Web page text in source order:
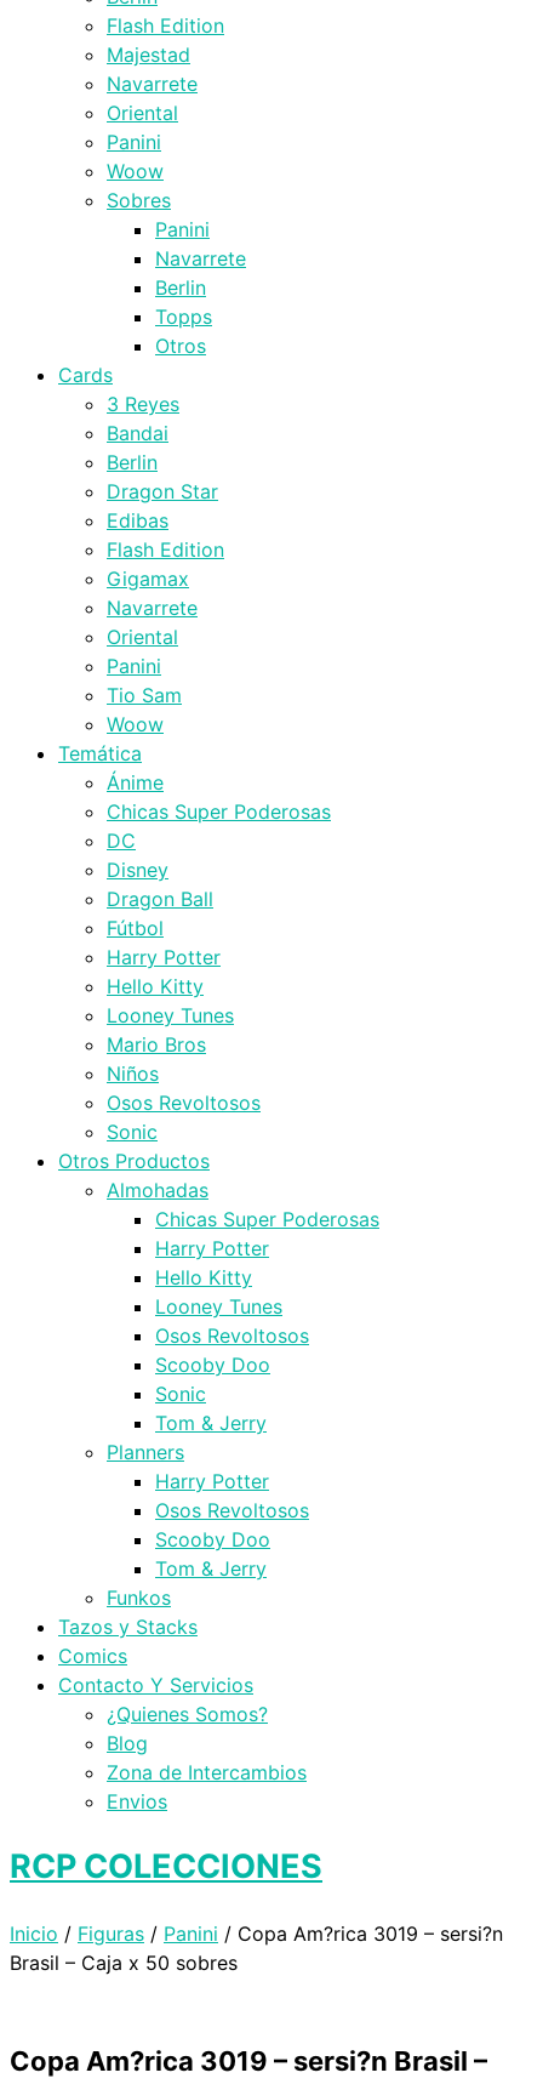
Flash Edition
Majestad
Navarrete
Oriental
Panini
Woow
Sobres
Panini
Navarrete
Berlin
Topps
Otros
Cards
3 Reyes
Bandai
Berlin
Dragon Star
Edibas
Flash Edition
Gigamax
Navarrete
Oriental
Panini
Tio Sam
Woow
Temática
Ánime
Chicas Super Poderosas
DC
Disney
Dragon Ball
Fútbol
Harry Potter
Hello Kitty
Looney Tunes
Mario Bros
Niños
Osos Revoltosos
Sonic
Otros Productos
Almohadas
Chicas Super Poderosas
Harry Potter
Hello Kitty
Looney Tunes
Osos Revoltosos
Scooby Doo
Sonic
Tom & Jerry
Planners
Harry Potter
Osos Revoltosos
Scooby Doo
Tom & Jerry
Funkos
Tazos y Stacks
Comics
Contacto Y Servicios
¿Quienes Somos?
Blog
Zona de Intercambios
Envios
RCP COLECCIONES
Inicio / Figuras / Panini / Copa Am?rica 3019 – sersi?n
Brasil – Caja x 50 sobres
Copa Am?rica 3019 – sersi?n Brasil –